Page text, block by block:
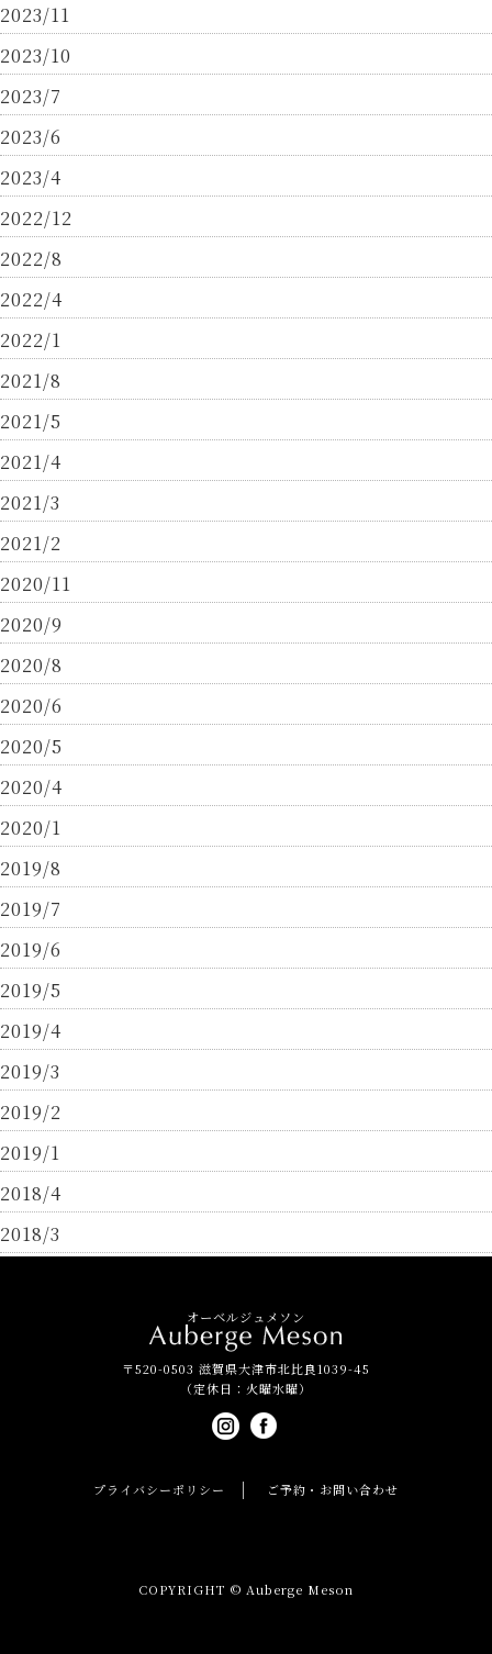
2023/11
2023/10
2023/7
2023/6
2023/4
2022/12
2022/8
2022/4
2022/1
2021/8
2021/5
2021/4
2021/3
2021/2
2020/11
2020/9
2020/8
2020/6
2020/5
2020/4
2020/1
2019/8
2019/7
2019/6
2019/5
2019/4
2019/3
2019/2
2019/1
2018/4
2018/3
オーベルジュメソン
〒520-0503 滋賀県大津市北比良1039-45
（定休日：火曜水曜）
プライバシーポリシー ご予約・お問い合わせ
COPYRIGHT © Auberge Meson